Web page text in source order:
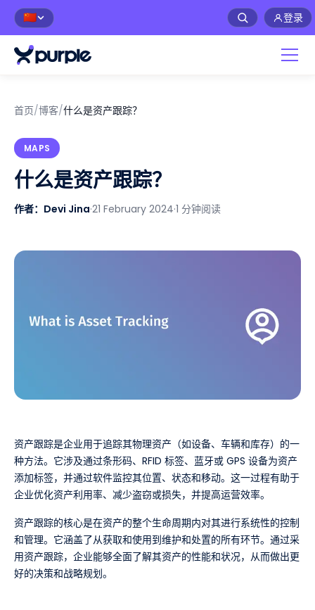
🇨🇳 登录
首页/博客/什么是资产跟踪？
MAPS
什么是资产跟踪？
作者：Devi Jina·21 February 2024·1 分钟阅读
资产跟踪是企业用于追踪其物理资产（如设备、车辆和库存）的一
种方法。它涉及通过条形码、RFID 标签、蓝牙或 GPS 设备为资产
添加标签，并通过软件监控其位置、状态和移动。这一过程有助于
企业优化资产利用率、减少盗窃或损失，并提高运营效率。
资产跟踪的核心是在资产的整个生命周期内对其进行系统性的控制
和管理。它涵盖了从获取和使用到维护和处置的所有环节。通过采
用资产跟踪，企业能够全面了解其资产的性能和状况，从而做出更
好的决策和战略规划。